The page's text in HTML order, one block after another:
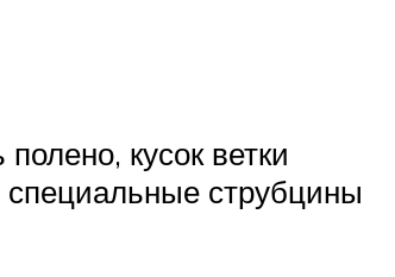
кусок ветки
специальные струбцины